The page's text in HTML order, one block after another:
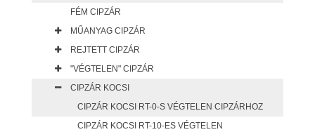
FÉM CIPZÁR
MŰANYAG CIPZÁR
REJTETT CIPZÁR
"VÉGTELEN" CIPZÁR
CIPZÁR KOCSI
CIPZÁR KOCSI RT-0-S VÉGTELEN CIPZÁRHOZ
CIPZÁR KOCSI RT-10-ES VÉGTELEN